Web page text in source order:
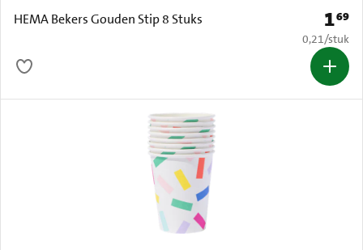
HEMA Bekers Gouden Stip 8 Stuks Prijs:
169
€ 0,21 per
0,21/stuk